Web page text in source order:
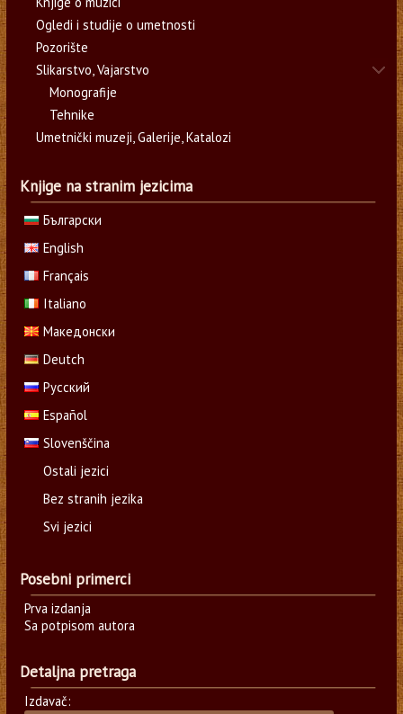
Ogledi i studije o umetnosti
Pozorište
Slikarstvo, Vajarstvo
Monografije
Tehnike
Umetnički muzeji, Galerije, Katalozi
Knjige na stranim jezicima
Български
English
Français
Italiano
Македонски
Deutch
Русский
Español
Slovenščina
Ostali jezici
Bez stranih jezika
Svi jezici
Posebni primerci
Prva izdanja
Sa potpisom autora
Detaljna pretraga
Izdavač: